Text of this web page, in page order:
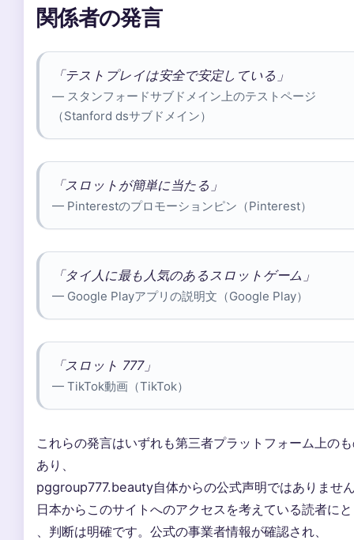
関係者の発言
「テストプレイは安全で安定している」
— スタンフォードサブドメイン上のテストページ
（Stanford dsサブドメイン）
「スロットが簡単に当たる」
— Pinterestのプロモーションピン（Pinterest）
「タイ人に最も人気のあるスロットゲーム」
— Google Playアプリの説明文（Google Play）
「スロット 777」
— TikTok動画（TikTok）
これらの発言はいずれも第三者プラットフォーム上の
あり、
pggroup777.beauty自体からの公式声明ではありませ
日本からこのサイトへのアクセスを考えている読者に
、判断は明確です。公式の事業者情報が確認され、